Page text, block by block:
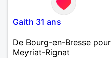
Gaith 31 ans
De Bourg-en-Bresse
Meyriat-Rignat